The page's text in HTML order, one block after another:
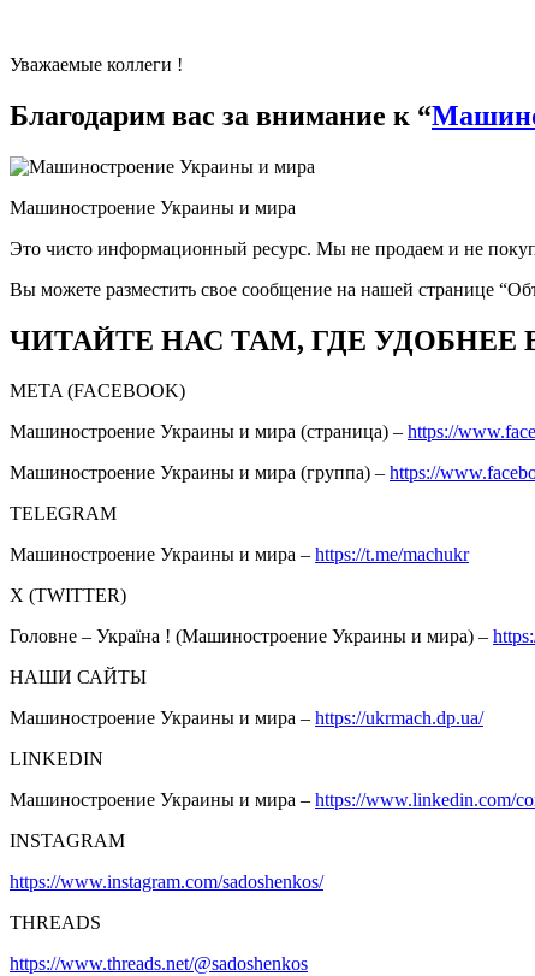
Уважаемые коллеги !
Благодарим вас за внимание к “
Машиностроение Украины и мира
Это чисто информационный ресурс. Мы не продаем и не
Вы можете разместить свое сообщение на нашей странице
ЧИТАЙТЕ НАС ТАМ, ГДЕ УДОБНЕЕ
META (FACEBOOK)
Машиностроение Украины и мира (страница) – https://
Машиностроение Украины и мира (группа) – https://
TELEGRAM
Машиностроение Украины и мира – https://t.me/machukr
Х (TWITTER)
Головне – Україна ! (Машиностроение Украины и мира) –
НАШИ САЙТЫ
Машиностроение Украины и мира – https://ukrmach.dp.ua/
LINKEDIN
Машиностроение Украины и мира – https://www.linkedin.com/
INSTAGRAM
https://www.instagram.com/sadoshenkos/
THREADS
https://www.threads.net/@sadoshenkos